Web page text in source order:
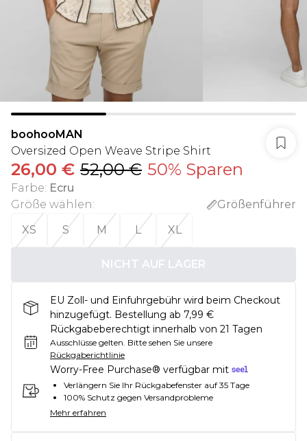
boohooMAN
Oversized Open Weave Stripe Shirt
26,00 € 52,00 € 50% Sparen
Farbe: Ecru
Größe wählen:
Größenführer
XS
S M L XL
NICHT AUF LAGER
EU Zoll- und Einfuhrgebühr wird beim Checkout
hinzugefügt. Bestellung ab 7,99 €
Rückgabeberechtigt innerhalb von 21 Tagen
Ausschlüsse gelten. Bitte sehen Sie unsere
Rückgaberichtlinie
Worry-Free Purchase® verfügbar mit
Verlängern Sie Ihr Rückgabefenster auf 35 Tage
100% Schutz gegen Versandprobleme
Mehr erfahren